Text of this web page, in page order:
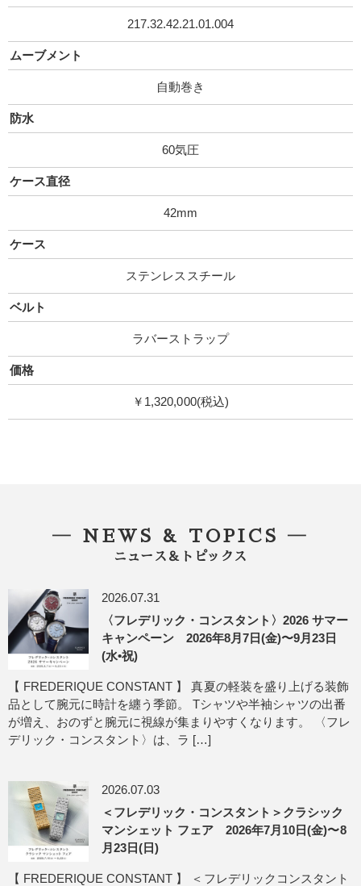
217.32.42.21.01.00 4
ムーブメント
自動巻き
防水
60気圧
ケース直径
42mm
ケース
ステンレススチール
ベルト
ラバーストラップ
価格
￥1,320,000(税込)
― NEWS & TOPICS ―
ニュース＆トピックス
2026.07.31
〈フレデリック・コンスタント〉2026 サマー
キャンペーン 2026年8月7日(金)〜9月23日
(水•祝)
【 FREDERIQUE CONSTANT 】 真夏の軽装を盛り上げる装飾
品として腕元に時計を纏う季節。 Tシャツや半袖シャツの出番
が増え、おのずと腕元に視線が集まりやすくなります。 〈フレ
デリック・コンスタント〉は、ラ […]
2026.07.03
＜フレデリック・コンスタント＞クラシック
マンシェット フェア 2026年7月10日(金)〜8
月23日(日)
【 FREDERIQUE CONSTANT 】 ＜フレデリックコンスタント